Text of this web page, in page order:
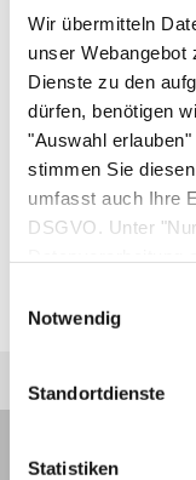
Wir übermitteln
unser
Dienste zu den
dürfen, benötigen
"Auswahl
stimmen Sie
umfasst auch Ihre
DSGVO. Unter
Notwendig
Standortdienste
Statistiken
Naevi sind
unter Druck ab,
wieder sichtbar
besitzen sie
gehäuftes
Leberzirrhose
.
als Symptom
bei
Basaliomen